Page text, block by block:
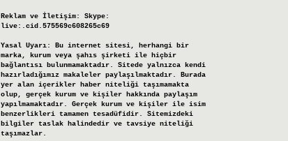
Reklam ve İletişim:
Skype:
live:.cid.575569c608265c69
Yasal Uyarı:
Bu internet sitesi, herhangi bir
marka, kurum veya şahıs şirketi ile hiçbir
bağlantısı bulunmamaktadır. Sitede yalnızca kendi
hazırladığımız makaleler paylaşılmaktadır. Burada
yer alan içerikler haber niteliği taşımamakta
olup, gerçek kurum ve kişiler hakkında paylaşım
yapılmamaktadır. Gerçek kurum ve kişiler ile isim
benzerlikleri tamamen tesadüfidir. Sitemizdeki
bilgiler taslak halindedir ve tavsiye niteliği
taşımazlar.